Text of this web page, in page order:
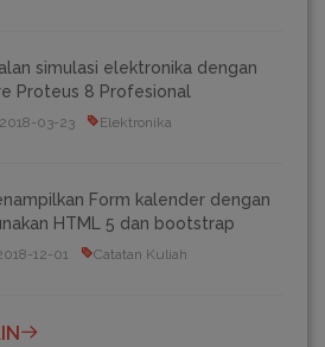
simulasi elektronika dengan
Proteus 8 Profesional
03-23 Elektronika
Form kalender dengan
HTML 5 dan bootstrap
12-01 Catatan Kuliah